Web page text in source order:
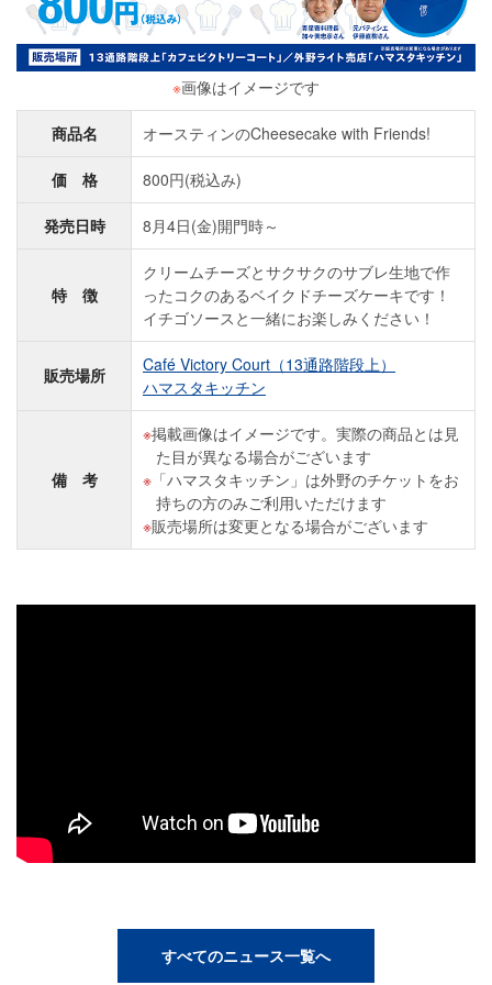
※画像はイメージです
商品名 オースティンのCheesecake with Friends!
価 格 800円(税込み)
発売日時 8月4日(金)開門時～
特 徴
クリームチーズとサクサクのサブレ生地で作
ったコクのあるベイクドチーズケーキです！
イチゴソースと一緒にお楽しみください！
販売場所
Café Victory Court（13通路階段上）
ハマスタキッチン
備 考
掲載画像はイメージです。実際の商品とは見
た目が異なる場合がございます
「ハマスタキッチン」は外野のチケットをお
持ちの方のみご利用いただけます
販売場所は変更となる場合がございます
すべてのニュース一覧へ